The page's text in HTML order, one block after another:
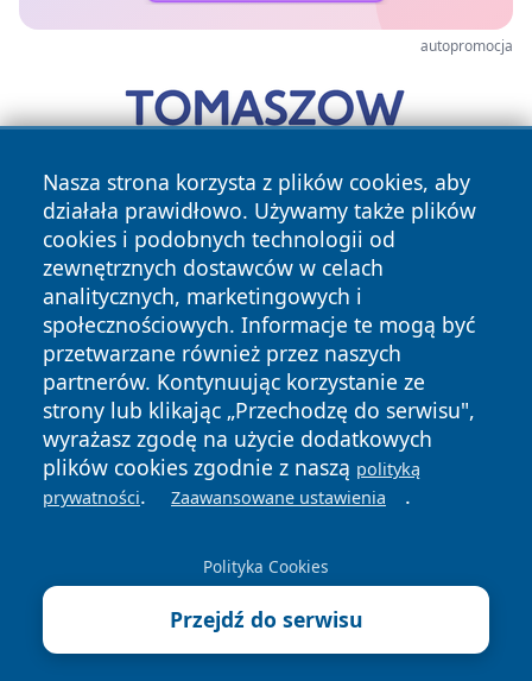
autopromocja
Nasza strona korzysta z plików cookies, aby
działała prawidłowo. Używamy także plików
cookies i podobnych technologii od
zewnętrznych dostawców w celach
analitycznych, marketingowych i
społecznościowych. Informacje te mogą być
przetwarzane również przez naszych
partnerów. Kontynuując korzystanie ze
strony lub klikając „Przechodzę do serwisu",
wyrażasz zgodę na użycie dodatkowych
plików cookies zgodnie z naszą polityką
prywatności. Zaawansowane ustawienia .
Polityka Cookies
Przejdź do serwisu
Copyright © 2026 wrotazabrza.pl Wszystkie prawa
zastrzeżone.
News Autorzy
Polityka
Prywatności
Polityka
Cookies